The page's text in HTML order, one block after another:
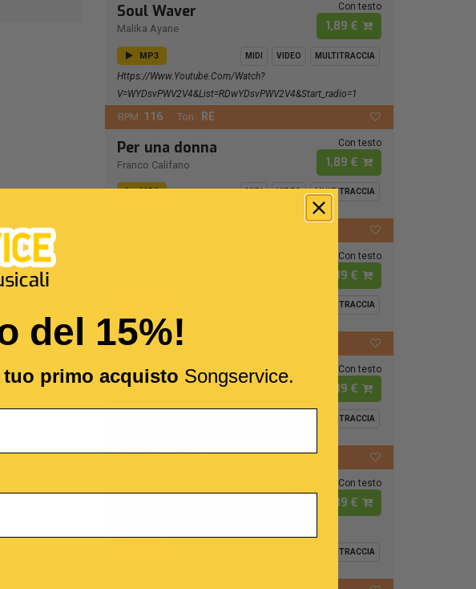
Soul Waver
Malika Ayane
Con testo
1,89 €
MP3 MIDI VIDEO MULTITRACCIA
Https://www.youtube.com/watch?
V=wYDsvPWV2V4&list=RDwYDsvPWV2V4&start_radio=1
BPM: 116 Ton.: RE
Per una donna
Franco Califano
Con testo
1,89 €
MP3 MIDI VIDEO MULTITRACCIA
Con testo
1,89 €
MULTITRACCIA
BPM: 72 Ton.:
I Cento Passi Con testo
1,89 €
MULTITRACCIA
BPM:126 Ton.:RE
Con testo
1,89 €
MULTITRACCIA
del 15%!
primo acquisto Songservice.